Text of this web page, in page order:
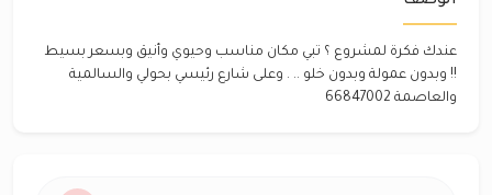
عندك فكرة لمشروع ؟ تبي مكان مناسب وحيوي وأنيق وبسعر بسيط
!! وبدون عمولة وبدون خلو .. . وعلى شارع رئيسي بحولي والسالمية
والعاصمة 66847002